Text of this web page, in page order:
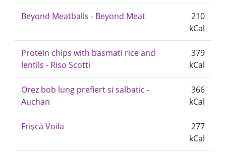
Beyond Meatballs - Beyond Meat
210
kCal
Protein chips with basmati rice and
lentils - Riso Scotti
379
kCal
Orez bob lung prefiert si salbatic -
Auchan
366
kCal
Frișcă Voila
277
kCal